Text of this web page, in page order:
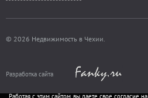
© 2026 Недвижимость в Чехии.
Разработка сайта
Работая с этим сайтом, вы даете свое согласие на